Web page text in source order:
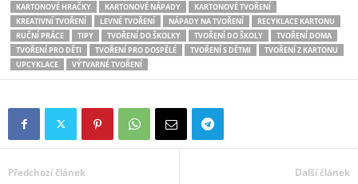
KARTONOVÉ HRAČKY
KARTONOVÉ NÁPADY
KARTONOVÉ TVOŘENÍ
KREATIVNÍ TVOŘENÍ
LEVNÉ TVOŘENÍ NÁPADY NA TVOŘENÍ
RECYKLACE KARTONU
RUČNÍ PRÁCE
TIPY TVOŘENÍ DO ŠKOLKY TVOŘENÍ DO ŠKOLY
TVOŘENÍ DOMA
TVOŘENÍ PRO DĚTI
TVOŘENÍ PRO DOSPĚLÉ TVOŘENÍ S DĚTMI
TVOŘENÍ Z KARTONU
UPCYKLACE
VÝTVARNÉ TVOŘENÍ
Předchozí článek Další článek